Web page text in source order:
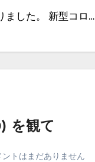
ました。 新型コロ…
を観て
ントはまだありません